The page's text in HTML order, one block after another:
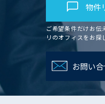
物件
ご希望条件だけお伝
リのオフィスをお探
お問い